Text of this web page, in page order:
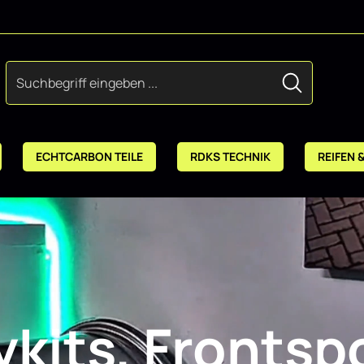
ECHTCARBON TEILE RDKS TECHNIK REIFEN